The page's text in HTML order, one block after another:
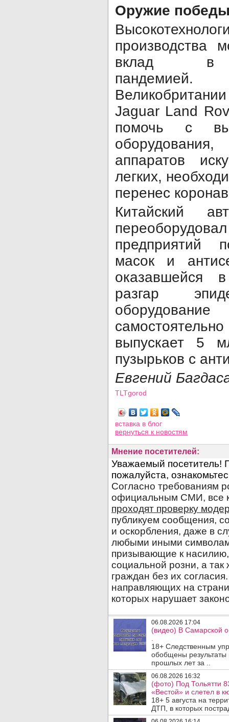
Оружие
производства
вклад
Jaguar Land
помочь с
аппаратов
легких,
перенес
Китайский
предприятий
масок и
разгар
оборудование
выпускает 5
пузырьков с
Евгений
TLTgorod
вставка в блог
вернуться к новостям
Мнение посетителей:
06.08.2026 17:04
(видео) В Самарской
18+ Следственным
обобщены результаты
прошлых лет за ..
06.08.2026 16:32
(фото) Под Тольятти
«Вестой» и слетел в
18+ 5 августа на
ДТП, в которых